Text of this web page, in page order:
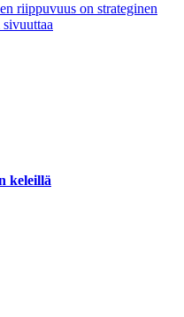
riippuvuus on strateginen
keleillä